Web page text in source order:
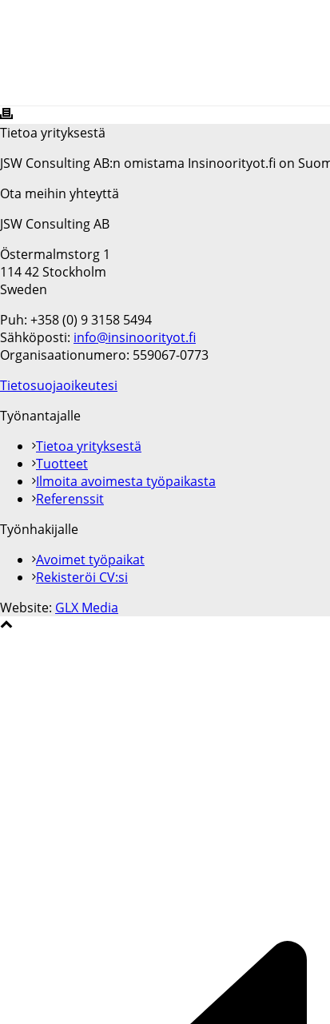
Tietoa yrityksestä
JSW Consulting AB:n omistama Insinoorityot.fi on
Ota meihin yhteyttä
JSW Consulting AB
Östermalmstorg 1
114 42 Stockholm
Sweden
Puh: +358 (0) 9 3158 5494
Sähköposti: info@insinoorityot.fi
Organisaationumero: 559067-0773
Tietosuojaoikeutesi
Työnantajalle
Tietoa yrityksestä
Tuotteet
Ilmoita avoimesta työpaikasta
Referenssit
Työnhakijalle
Avoimet työpaikat
Rekisteröi CV:si
Website: GLX Media